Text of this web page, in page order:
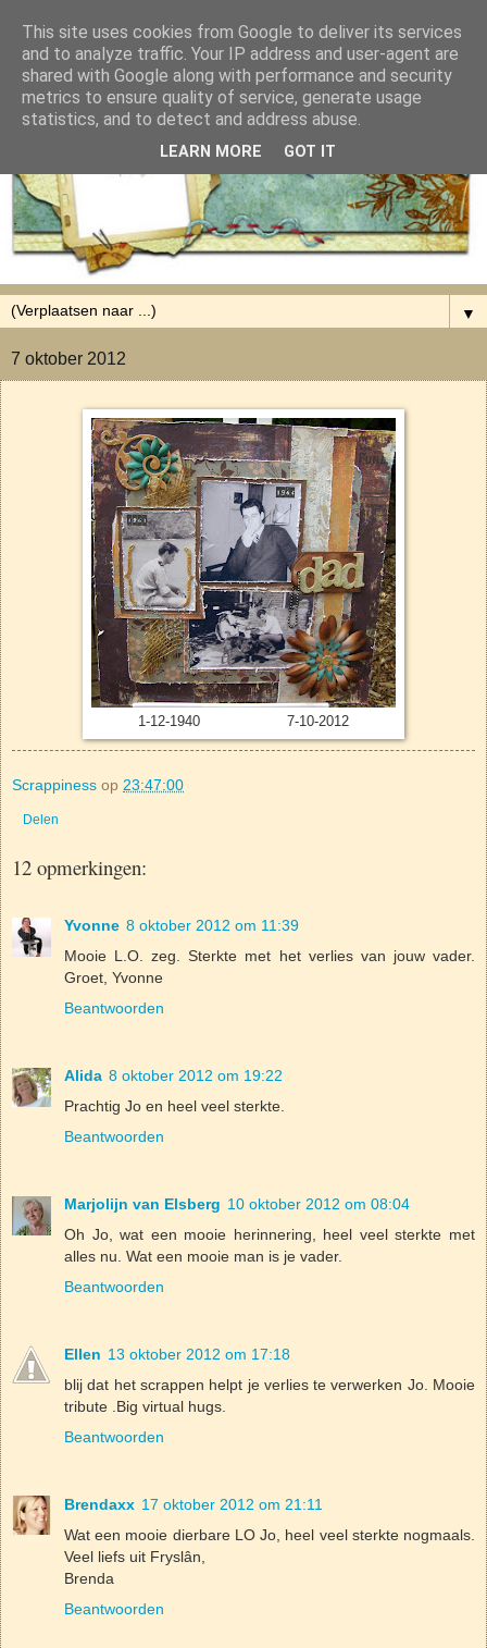
▼
7 oktober 2012
1-12-1940 7-10-2012
Scrappiness op 23:47:00
Delen
12 opmerkingen:
Yvonne 8 oktober 2012 om 11:39
Mooie L.O. zeg. Sterkte met het verlies van jouw vader.
Groet, Yvonne
Beantwoorden
Alida 8 oktober 2012 om 19:22
Prachtig Jo en heel veel sterkte.
Beantwoorden
Marjolijn van Elsberg 10 oktober 2012 om 08:04
Oh Jo, wat een mooie herinnering, heel veel sterkte met
alles nu. Wat een mooie man is je vader.
Beantwoorden
Ellen 13 oktober 2012 om 17:18
blij dat het scrappen helpt je verlies te verwerken Jo. Mooie
tribute .Big virtual hugs.
Beantwoorden
Brendaxx 17 oktober 2012 om 21:11
Wat een mooie dierbare LO Jo, heel veel sterkte nogmaals.
Veel liefs uit Fryslân,
Brenda
Beantwoorden
This site uses cookies from Google to deliver its services
and to analyze traffic. Your IP address and user-agent are
shared with Google along with performance and security
metrics to ensure quality of service, generate usage
statistics, and to detect and address abuse.
LEARN MORE GOT IT